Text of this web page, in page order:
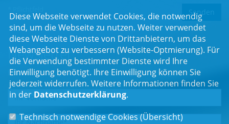
Newsletter
Erhalten Sie Neuigkeiten aus dem Landtag und der Region.
Diese Webseite verwendet Cookies, die notwendig
sind, um die Webseite zu nutzen. Weiter verwendet
diese Webseite Dienste von Drittanbietern, um das
Webangebot zu verbessern (Website-Optmierung). Für
die Verwendung bestimmter Dienste wird Ihre
Einwilligung benötigt. Ihre Einwilligung können Sie
jederzeit widerrufen. Weitere Informationen finden Sie
in der Datenschutzerklärung.
Technisch notwendige Cookies (Übersicht)